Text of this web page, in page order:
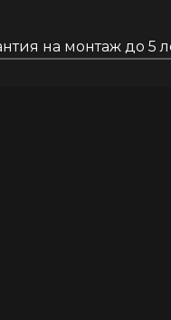
на монтаж до 5